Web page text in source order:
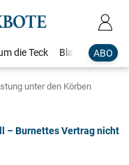
ABO
die Teck Blaulicht
unter den Körben
– Burnettes Vertrag nicht